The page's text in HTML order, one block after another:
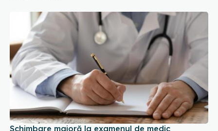
Schimbare majoră la examenul de medic